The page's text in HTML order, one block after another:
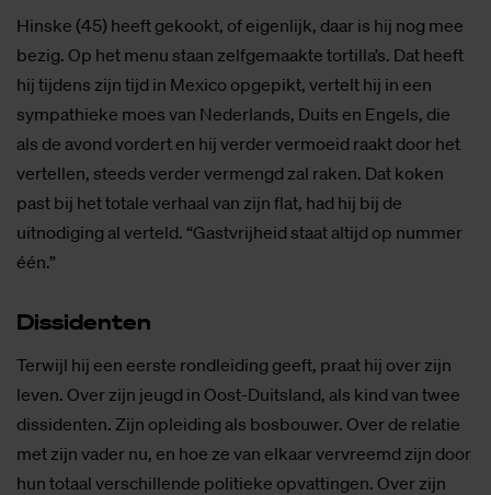
Hinske (45) heeft gekookt, of eigenlijk, daar is hij nog mee
bezig. Op het menu staan zelfgemaakte tortilla’s. Dat heeft
hij tijdens zijn tijd in Mexico opgepikt, vertelt hij in een
sympathieke moes van Nederlands, Duits en Engels, die
als de avond vordert en hij verder vermoeid raakt door het
vertellen, steeds verder vermengd zal raken. Dat koken
past bij het totale verhaal van zijn flat, had hij bij de
uitnodiging al verteld. “Gastvrijheid staat altijd op nummer
één.”
Dis­si­den­ten
Terwijl hij een eerste rondleiding geeft, praat hij over zijn
leven. Over zijn jeugd in Oost-Duitsland, als kind van twee
dissidenten. Zijn opleiding als bosbouwer. Over de relatie
met zijn vader nu, en hoe ze van elkaar vervreemd zijn door
hun totaal verschillende politieke opvattingen. Over zijn